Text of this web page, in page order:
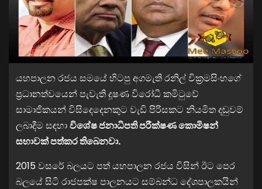
යහපාලන රජය සමයේ හිටපු අගමැති රනිල් වික්‍රමසිංහගේ
ප්‍රධානත්වයෙන් පැවැති දූෂණ විරෝධී කමිටුවේ
සාමාජිකයන් විසිදෙදෙනකුට වැඩි පිරිසකට නියමිත දඬුවම්
ලබාදීම සඳහාවිශේෂ ජනාධිපති පරීක්ෂණ කොමිෂන්
සභාවක් පත්කර තිබෙනවා.
2015 වසරේ බලයට පත් යහපාලන රජය විසින් ඊට පෙර
බලයේ සිටි රාජපක්ෂ පාලනයට සම්බන්ධ දේශපාලකයින්